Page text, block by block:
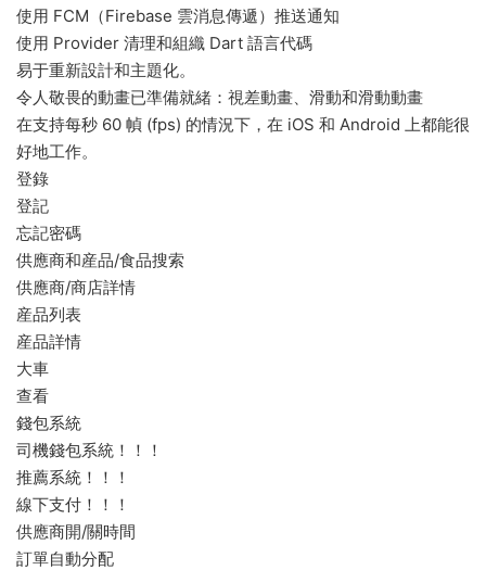
使用 FCM（Firebase 雲消息傳遞）推送通知
使用 Provider 清理和組織 Dart 語言代碼
易于重新設計和主題化。
令人敬畏的動畫已準備就緒：視差動畫、滑動和滑動動畫
在支持每秒 60 幀 (fps) 的情況下，在 iOS 和 Android 上都能很
好地工作。
登錄
登記
忘記密碼
供應商和産品/食品搜索
供應商/商店詳情
産品列表
産品詳情
大車
查看
錢包系統
司機錢包系統！！！
推薦系統！！！
線下支付！！！
供應商開/關時間
訂單自動分配